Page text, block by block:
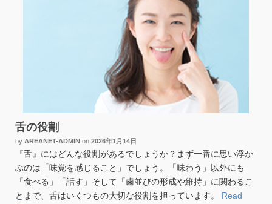
舌の役割
by AREANET-ADMIN on 2026年1月14日
『舌』にはどんな役割があるでしょうか？まず一番に思い浮か
ぶのは「味覚を感じること」でしょう。「味わう」以外にも
「食べる」「話す」そして「歯並びの形成や維持」に関わるこ
とまで、舌はいくつもの大切な役割を担っています。 Read